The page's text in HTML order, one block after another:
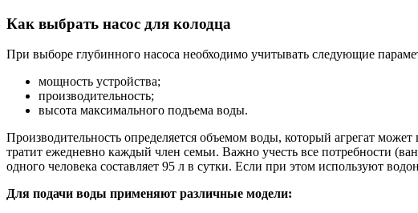
Как выбрать насос для колодца
При выборе глубинного насоса необходимо учитывать следующие
мощность устройства;
производительность;
высота максимального подъема воды.
Производительность определяется объемом воды, который агрегат
тратит ежедневно каждый член семьи. Важно учесть все потребности
одного человека составляет 95 л в сутки. Если при этом используют
Для подачи воды применяют различные модели: